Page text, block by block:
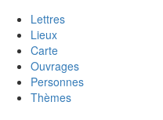
Lettres
Lieux
Carte
Ouvrages
Personnes
Thèmes